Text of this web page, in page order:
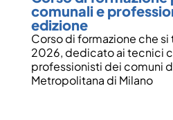
comunali e
edizione
Corso di formazione che si
2026, dedicato ai tecnici
professionisti dei comuni
Metropolitana di Milano